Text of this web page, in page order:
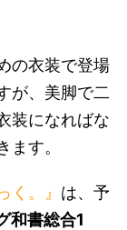
の衣装で登場
が、美脚で二
装になればな
す。
く。』 は、予
和書総合1